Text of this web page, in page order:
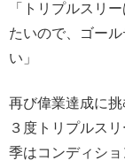
「トリプルスリ
たいので、ゴー
い」
再び偉業達成に
３度トリプルス
季はコンディシ